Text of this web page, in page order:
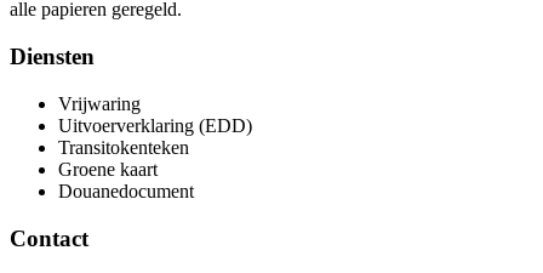
alle papieren geregeld.
Diensten
Vrijwaring
Uitvoerverklaring (EDD)
Transitokenteken
Groene kaart
Douanedocument
Contact